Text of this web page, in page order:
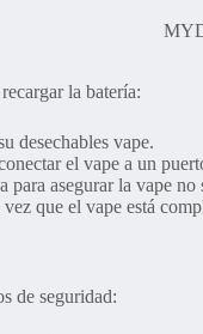
la batería:
desechables vape.
el vape a un
asegurar la vape no
que el vape está
de seguridad: